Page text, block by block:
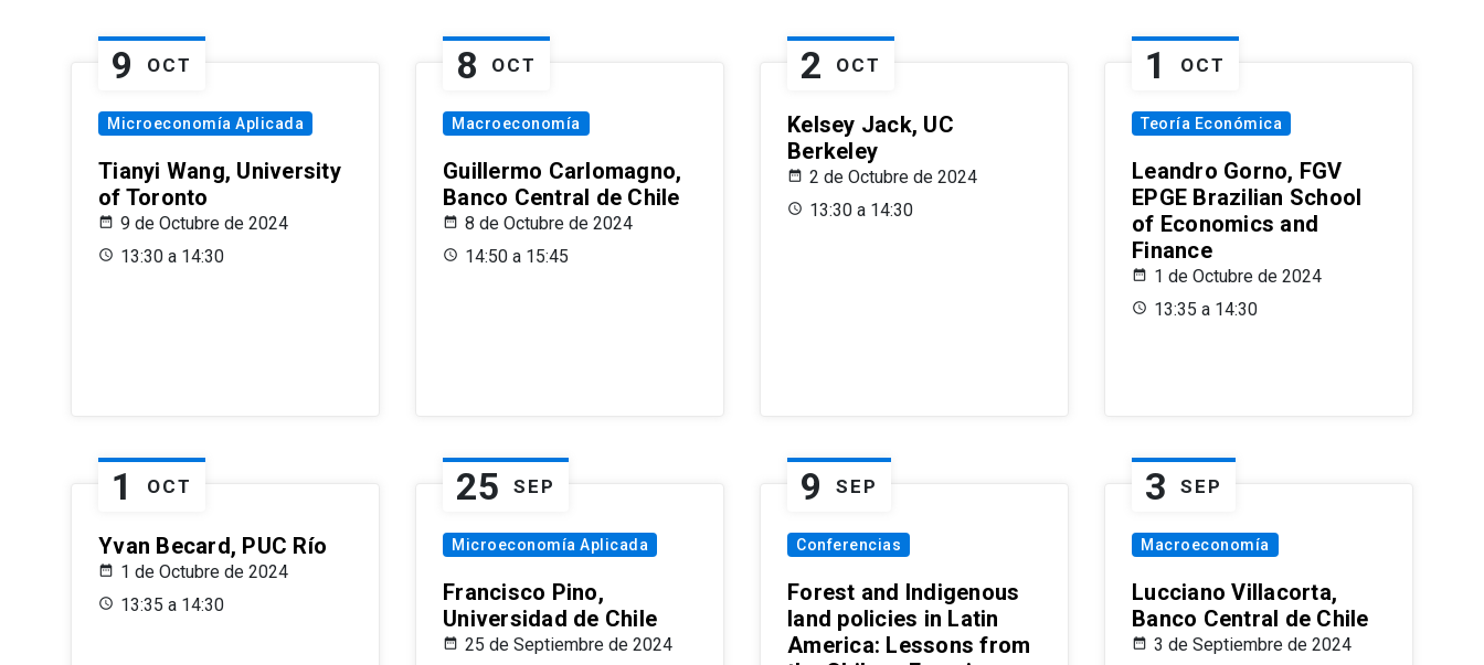
9 OCT
Microeconomía Aplicada
Tianyi Wang, University
of Toronto
9 de Octubre de 2024
13:30 a 14:30
8 OCT
Macroeconomía
Guillermo Carlomagno,
Banco Central de Chile
8 de Octubre de 2024
14:50 a 15:45
2 OCT
Kelsey Jack, UC
Berkeley
2 de Octubre de 2024
13:30 a 14:30
1 OCT
Teoría Económica
Leandro Gorno, FGV
EPGE Brazilian School
of Economics and
Finance
1 de Octubre de 2024
13:35 a 14:30
1 OCT
Yvan Becard, PUC Río
1 de Octubre de 2024
13:35 a 14:30
25 SEP
Microeconomía Aplicada
Francisco Pino,
Universidad de Chile
25 de Septiembre de 2024
9 SEP
Conferencias
Forest and Indigenous
land policies in Latin
America: Lessons from
3 SEP
Macroeconomía
Lucciano Villacorta,
Banco Central de Chile
3 de Septiembre de 2024